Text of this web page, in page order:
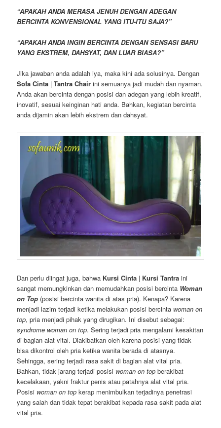
“APAKAH ANDA MERASA JENUH DENGAN ADEGAN
BERCINTA KONVENSIONAL YANG ITU-ITU SAJA?”
“APAKAH ANDA INGIN BERCINTA DENGAN SENSASI BARU
YANG EKSTREM, DAHSYAT, DAN LUAR BIASA?”
Jika jawaban anda adalah iya, maka kini ada solusinya. Dengan
Sofa Cinta |Tantra Chair ini semuanya jadi mudah dan nyaman.
Anda akan bercinta dengan posisi dan adegan yang lebih kreatif,
inovatif, sesuai keinginan hati anda. Bahkan, kegiatan bercinta
anda dijamin akan lebih ekstrem dan dahsyat.
Dan perlu diingat juga, bahwa Kursi Cinta | Kursi Tantra ini
sangat memungkinkan dan memudahkan posisi bercinta Woman
on Top (posisi bercinta wanita di atas pria). Kenapa? Karena
menjadi lazim terjadi ketika melakukan posisi bercinta woman on
top, pria menjadi pihak yang dirugikan. Ini disebut sebagai:
syndrome woman on top. Sering terjadi pria mengalami kesakitan
di bagian alat vital. Diakibatkan oleh karena posisi yang tidak
bisa dikontrol oleh pria ketika wanita berada di atasnya.
Sehingga, sering terjadi rasa sakit di bagian alat vital pria.
Bahkan, tidak jarang terjadi posisi woman on top berakibat
kecelakaan, yakni fraktur penis atau patahnya alat vital pria.
Posisi woman on topkerap menimbulkan terjadinya penetrasi
yang salah dan tidak tepat berakibat kepada rasa sakit pada alat
vital pria.